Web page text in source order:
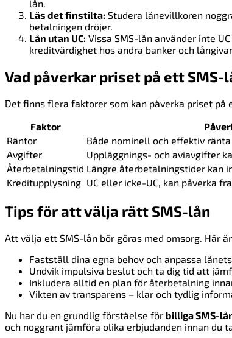
lån.
Läs det finstilta: Studera lånevillkoren
betalningen dröjer.
Lån utan UC: Vissa SMS-lån använder inte
kreditvärdighet hos andra banker och
Vad påverkar priset på ett SMS-
Det finns flera faktorer som kan påverka priset på
Faktor
Räntor
Både nominell och effektiv
Avgifter
Uppläggnings- och aviavgifter
Återbetalningstid Längre återbetalningstider kan
Kreditupplysning UC eller icke-UC, kan påverka
Tips för att välja rätt SMS-lån
Att välja ett SMS-lån bör göras med omsorg. Här
Fastställ dina egna behov och anpassa
Undvik impulsiva beslut och ta dig tid att
Inkludera alltid en plan för återbetalning
Vikten av transparens – klar och tydlig
Nu har du en grundlig förståelse för billiga SMS-
och noggrant jämföra olika erbjudanden innan du